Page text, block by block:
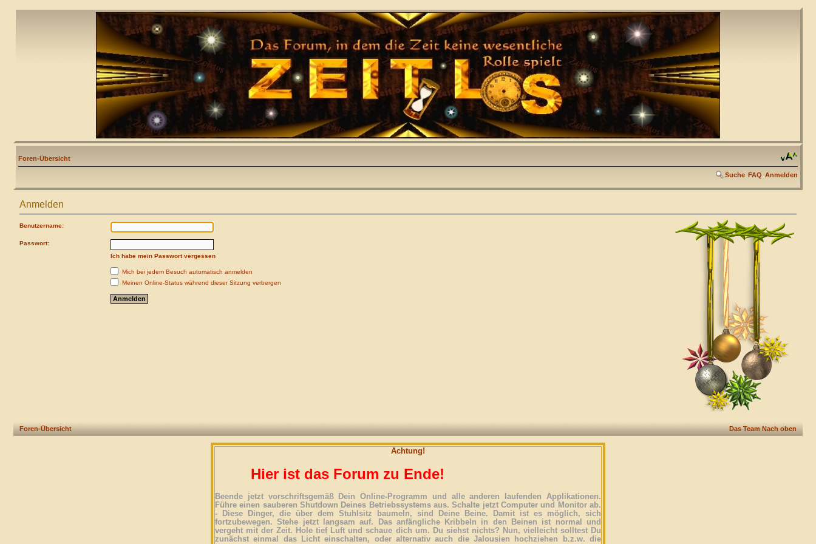
Foren-Übersicht
Suche FAQ Anmelden
Anmelden
Benutzername:
Passwort:
Ich habe mein Passwort vergessen
Mich bei jedem Besuch automatisch anmelden
Meinen Online-Status während dieser Sitzung verbergen
Foren-Übersicht Das Team Nach oben
Achtung!
Hier ist das Forum zu Ende!
Beende jetzt vorschriftsgemäß Dein Online-Programm und alle anderen laufenden Applikationen.
Führe einen sauberen Shutdown Deines Betriebssystems aus. Schalte jetzt Computer und Monitor ab.
- Diese Dinger, die über dem Stuhlsitz baumeln, sind Deine Beine. Damit ist es möglich, sich
fortzubewegen. Stehe jetzt langsam auf. Das anfängliche Kribbeln in den Beinen ist normal und
vergeht mit der Zeit. Hole tief Luft und schaue dich um. Du siehst nichts? Nun, vielleicht solltest Du
zunächst einmal das Licht einschalten, oder alternativ auch die Jalousien hochziehen b.z.w. die